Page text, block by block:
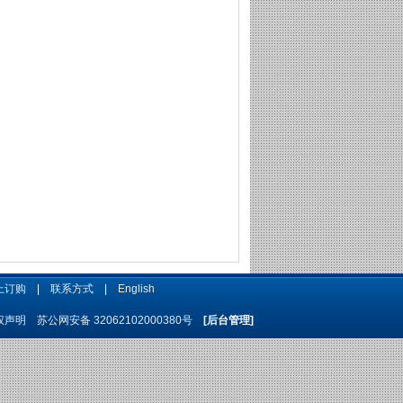
订购 联系方式| English
声明 苏公网安备 32062102000380号 [后台管理]